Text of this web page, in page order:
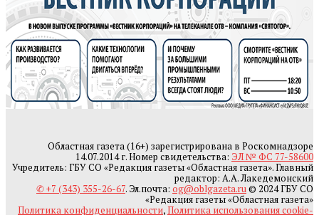
Областная газета (16+) зарегистрирована в Роскомнадзоре
14.07.2014 г. Номер свидетельства: ЭЛ № ФС 77-58600
Учредитель: ГБУ СО «Редакция газеты «Областная газета». Главный
редактор: А.А. Лакедемонский
✆ +7 (343) 355-26-67. Эл.почта: og@oblgazeta.ru© 2024 ГБУ СО
«Редакция газеты «Областная газета»
Политика конфиденциальности,Политика использования cookie-